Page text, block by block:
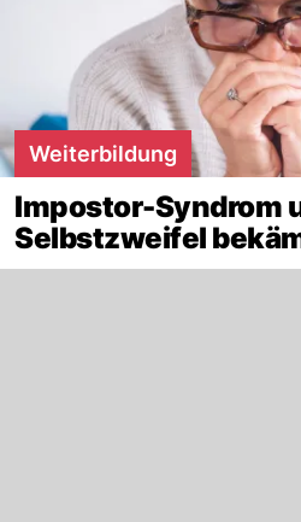
Weiterbildung
Impostor-Syndrom
Selbstzweifel